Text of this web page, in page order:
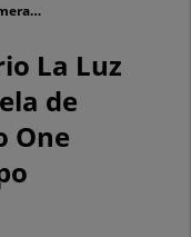
El Hospital Universitario La Luz acoge la primera Escuela de Pacientes del proyecto One Oncology Madrid-Grupo Quirónsalud
La Luz
de
One